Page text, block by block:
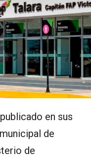
en sus
de
de